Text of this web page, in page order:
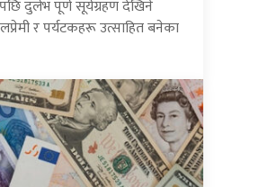
दुर्लभ पूर्ण सूर्यग्रहण देखिने
र पर्यटकहरू उत्साहित बनेका